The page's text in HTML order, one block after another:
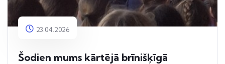
23.04.2026
Šodien mums kārtējā brīnišķīgā